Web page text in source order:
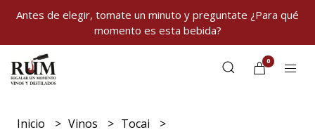
Antes de elegir, tomate un minuto y preguntate ¿Para qué
momento es esta bebida?
0
Inicio Vinos
Tocai